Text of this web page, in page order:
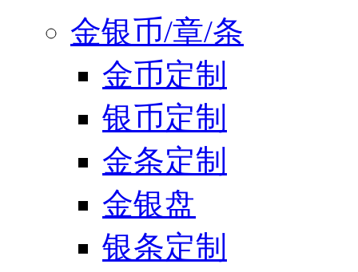
金银币/章/条
金币定制
银币定制
金条定制
金银盘
银条定制